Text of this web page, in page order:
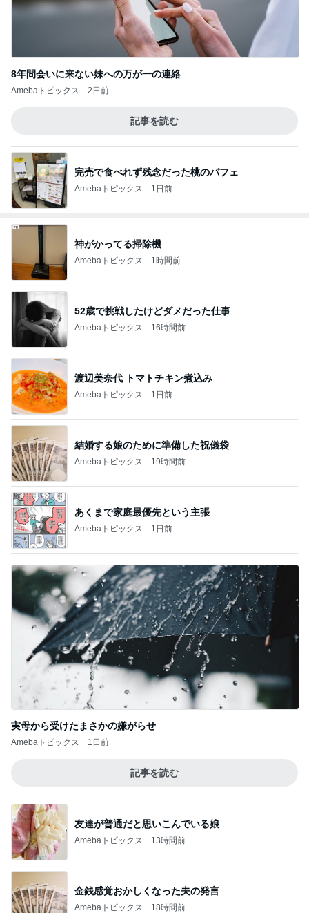
8年間会いに来ない妹への万が一の連絡
Amebaトピックス 2日前
記事を読む
完売で食べれず残念だった桃のパフェ
Amebaトピックス 1日前
神がかってる掃除機
Amebaトピックス 1時間前
52歳で挑戦したけどダメだった仕事
Amebaトピックス 16時間前
渡辺美奈代 トマトチキン煮込み
Amebaトピックス 1日前
結婚する娘のために準備した祝儀袋
Amebaトピックス 19時間前
あくまで家庭最優先という主張
Amebaトピックス 1日前
実母から受けたまさかの嫌がらせ
Amebaトピックス 1日前
記事を読む
友達が普通だと思いこんでいる娘
Amebaトピックス 13時間前
金銭感覚おかしくなった夫の発言
Amebaトピックス 18時間前